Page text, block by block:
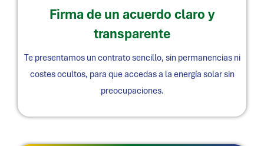
Firma de un acuerdo claro y
transparente
Te presentamos un contrato sencillo, sin permanencias ni
costes ocultos, para que accedas a la energía solar sin
preocupaciones.